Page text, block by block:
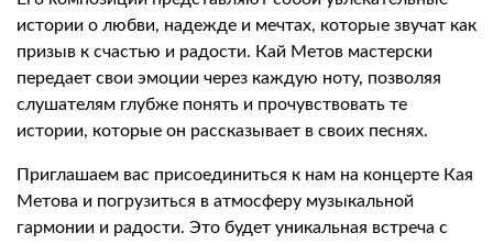
истории о любви, надежде и мечтах, которые звучат как
призыв к счастью и радости. Кай Метов мастерски
передает свои эмоции через каждую ноту, позволяя
слушателям глубже понять и прочувствовать те
истории, которые он рассказывает в своих песнях.
Приглашаем вас присоединиться к нам на концерте Кая
Метова и погрузиться в атмосферу музыкальной
гармонии и радости. Это будет уникальная встреча с